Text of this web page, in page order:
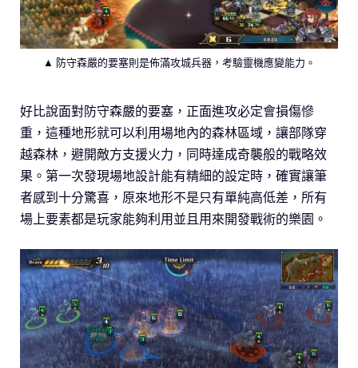
▲ 防守森嚴的要塞則是佈滿攻城兵器，考驗靈機應變能力。
好比說面對防守森嚴的要塞，正面進攻必定會損傷慘
重，這種地形就可以利用場地內的森林區域，讓部隊穿
越森林，避開敵方支援火力，同時達成奇襲般的戰略效
果。第一次發現場地設計能有精細的設定時，確實讓筆
者感到十分驚喜，原來地形不是只有單純高低差，所有
場上要素都是玩家能夠利用並且用來開發戰術的樂園。